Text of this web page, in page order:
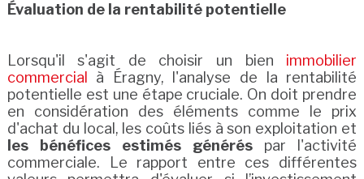
Évaluation de la rentabilité potentielle
Lorsqu'il s'agit de choisir un bien immobilier
commercial
à Éragny, l'analyse de la rentabilité
potentielle est une étape cruciale. On doit prendre
en considération des éléments comme le prix
d'achat du local, les coûts liés à son exploitation et
les bénéfices estimés générés par l'activité
commerciale. Le rapport entre ces différentes